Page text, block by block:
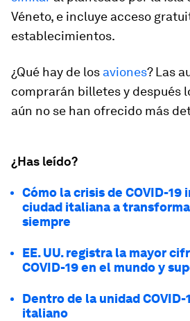
Véneto, e incluye acceso
establecimientos.
¿Qué hay de los aviones? Las
comprarán billetes y después
aún no se han ofrecido más
¿Has leído?
Cómo la crisis de COVID-19
ciudad italiana a
siempre
EE. UU. registra la mayor
COVID-19 en el mundo y
Dentro de la unidad
italiano